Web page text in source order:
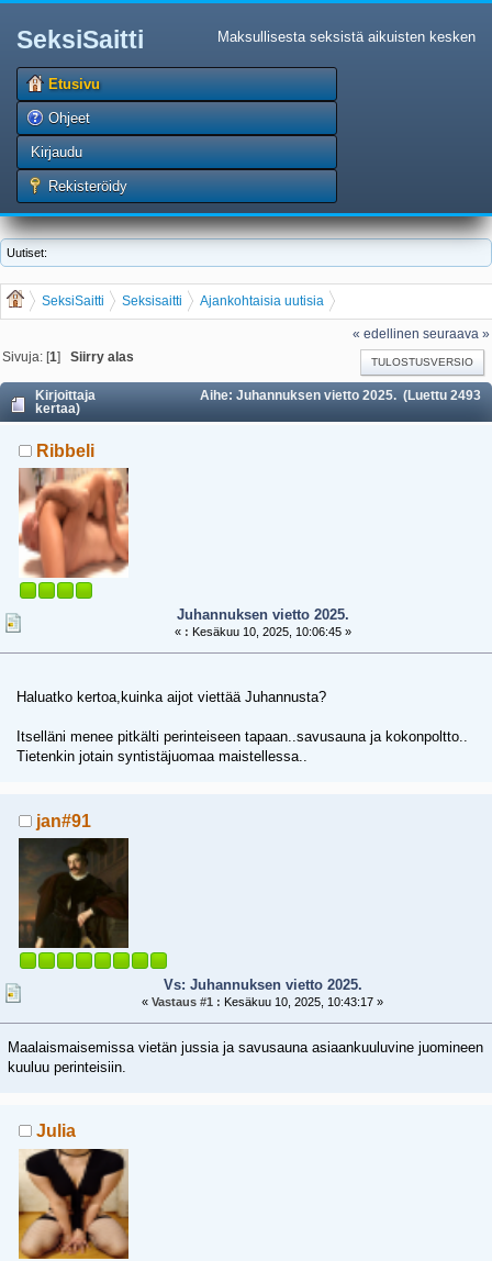
SeksiSaitti Maksullisesta seksistä aikuisten kesken
Etusivu
Ohjeet
Kirjaudu
Rekisteröidy
Uutiset:
SeksiSaitti Seksisaitti
Ajankohtaisia uutisia
Juhannuksen vietto 2025.
« edellinen seuraava »
TULOSTUSVERSIO
Sivuja: [1]Siirry alas
Kirjoittaja
Aihe: Juhannuksen vietto 2025. (Luettu 2493
kertaa)
Ribbeli
Juhannuksen vietto 2025.
« : Kesäkuu 10, 2025, 10:06:45 »
Haluatko kertoa,kuinka aijot viettää Juhannusta?
Itselläni menee pitkälti perinteiseen tapaan..savusauna ja kokonpoltto..
Tietenkin jotain syntistäjuomaa maistellessa..
jan#91
Vs: Juhannuksen vietto 2025.
«Vastaus #1 : Kesäkuu 10, 2025, 10:43:17 »
Maalaismaisemissa vietän jussia ja savusauna asiaankuuluvine juomineen
kuuluu perinteisiin.
Julia